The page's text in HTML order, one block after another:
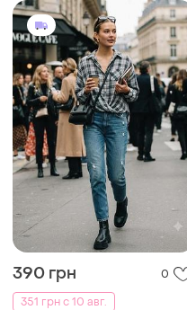
390 грн
0
351 грн с 10 авг.